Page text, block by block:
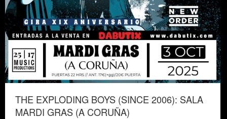
THE EXPLODING BOYS (SINCE 2006): SALA
MARDI GRAS (A CORUÑA)